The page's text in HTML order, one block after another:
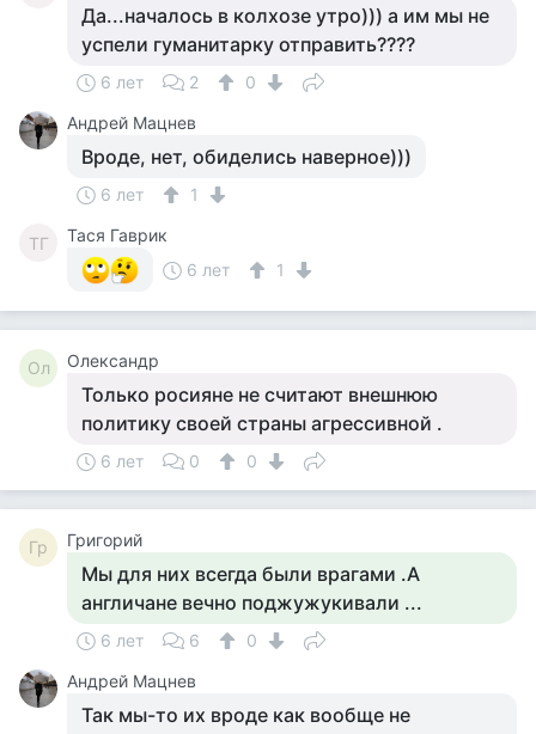
Да...началось в колхозе утро))) а им мы не
успели гуманитарку отправить????
6 лет 2
0
Андрей Мацнев
Вроде, нет, обиделись наверное)))
6 лет 1
ТГ
Тася Гаврик
6 лет
1
Ол Олександр
Только росияне не считают внешнюю
политику своей страны агрессивной .
6 лет 0 0
Гр Григорий
Мы для них всегда были врагами .А
англичане вечно поджужукивали ...
6 лет 6
0
Андрей Мацнев
Так мы-то их вроде как вообще не